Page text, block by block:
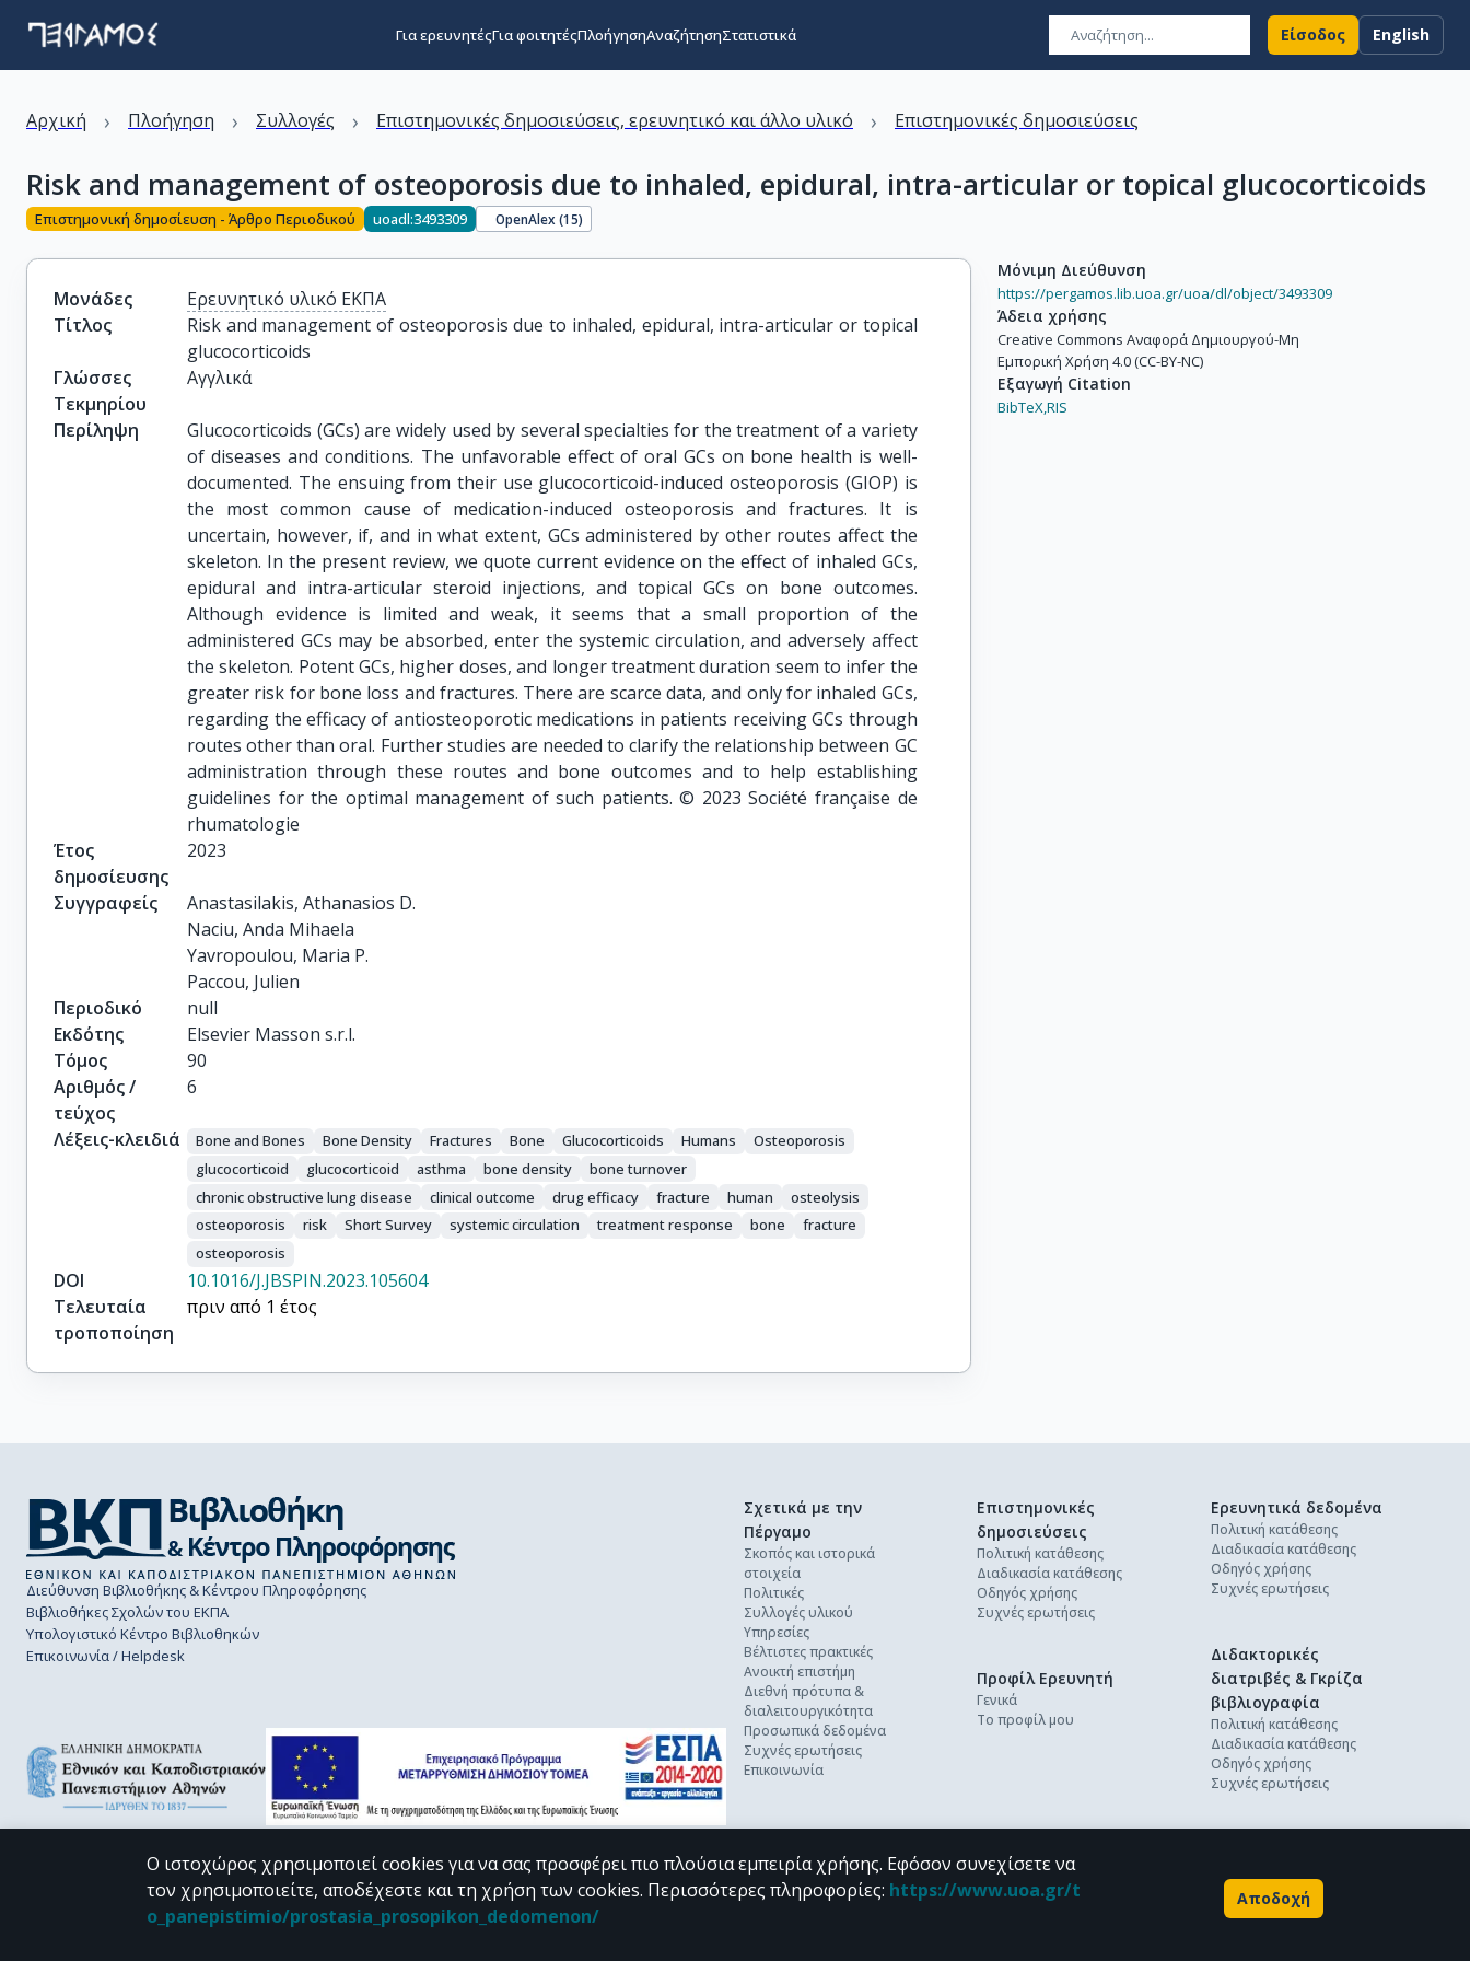
Για ερευνητέςΓια φοιτητέςΠλοήγησηΑναζήτησηΣτατιστικά Είσοδος English
Αρχική › Πλοήγηση › Συλλογές › Επιστημονικές δημοσιεύσεις, ερευνητικό και άλλο υλικό › Επιστημονικές δημοσιεύσεις
Risk and management of osteoporosis due to inhaled, epidural, intra-articular or topical glucocorticoids
Επιστημονική δημοσίευση - Άρθρο Περιοδικού uoadl:3493309 OpenAlex (15)
Μονάδες
Ερευνητικό υλικό ΕΚΠΑ
Τίτλος
Risk and management of osteoporosis due to inhaled, epidural, intra-articular or topical
glucocorticoids
Γλώσσες
Τεκμηρίου
Αγγλικά
Περίληψη
Glucocorticoids (GCs) are widely used by several specialties for the treatment of a variety
of diseases and conditions. The unfavorable effect of oral GCs on bone health is well-
documented. The ensuing from their use glucocorticoid-induced osteoporosis (GIOP) is
the most common cause of medication-induced osteoporosis and fractures. It is
uncertain, however, if, and in what extent, GCs administered by other routes affect the
skeleton. In the present review, we quote current evidence on the effect of inhaled GCs,
epidural and intra-articular steroid injections, and topical GCs on bone outcomes.
Although evidence is limited and weak, it seems that a small proportion of the
administered GCs may be absorbed, enter the systemic circulation, and adversely affect
the skeleton. Potent GCs, higher doses, and longer treatment duration seem to infer the
greater risk for bone loss and fractures. There are scarce data, and only for inhaled GCs,
regarding the efficacy of antiosteoporotic medications in patients receiving GCs through
routes other than oral. Further studies are needed to clarify the relationship between GC
administration through these routes and bone outcomes and to help establishing
guidelines for the optimal management of such patients. © 2023 Société française de
rhumatologie
Έτος
δημοσίευσης
2023
Συγγραφείς
Anastasilakis, Athanasios D.
Naciu, Anda Mihaela
Yavropoulou, Maria P.
Paccou, Julien
Περιοδικό
null
Εκδότης
Elsevier Masson s.r.l.
Τόμος
90
Αριθμός /
τεύχος
6
Λέξεις-κλειδιά Bone and Bones Bone Density Fractures Bone Glucocorticoids Humans
Osteoporosis
glucocorticoid
glucocorticoid asthma bone density
bone turnover
chronic obstructive lung disease
clinical outcome drug efficacy fracture human
osteolysis
osteoporosis
risk Short Survey systemic circulation treatment response bone
fracture
osteoporosis
DOI
10.1016/J.JBSPIN.2023.105604
Τελευταία
τροποποίηση
πριν από 1 έτος
Μόνιμη Διεύθυνση
https://pergamos.lib.uoa.gr/uoa/dl/object/3493309
Άδεια χρήσης
Creative Commons Αναφορά Δημιουργού-Μη
Εμπορική Χρήση 4.0 (CC-BY-NC)
Εξαγωγή Citation
BibTeX,RIS
Διεύθυνση Βιβλιοθήκης & Κέντρου Πληροφόρησης
Βιβλιοθήκες Σχολών του ΕΚΠΑ
Υπολογιστικό Κέντρο Βιβλιοθηκών
Επικοινωνία / Helpdesk
Σχετικά με την
Πέργαμο
Σκοπός και ιστορικά
στοιχεία
Πολιτικές
Συλλογές υλικού
Υπηρεσίες
Βέλτιστες πρακτικές
Ανοικτή επιστήμη
Διεθνή πρότυπα &
διαλειτουργικότητα
Προσωπικά δεδομένα
Συχνές ερωτήσεις
Επικοινωνία
Επιστημονικές
δημοσιεύσεις
Πολιτική κατάθεσης
Διαδικασία κατάθεσης
Οδηγός χρήσης
Συχνές ερωτήσεις
Ερευνητικά δεδομένα
Πολιτική κατάθεσης
Διαδικασία κατάθεσης
Οδηγός χρήσης
Συχνές ερωτήσεις
Διδακτορικές
διατριβές & Γκρίζα
βιβλιογραφία
Πολιτική κατάθεσης
Διαδικασία κατάθεσης
Οδηγός χρήσης
Συχνές ερωτήσεις
Προφίλ Ερευνητή
Γενικά
Το προφίλ μου
CC BY-NC 4.0
Ο ιστοχώρος χρησιμοποιεί cookies για να σας προσφέρει πιο πλούσια εμπειρία χρήσης. Εφόσον συνεχίσετε να
τον χρησιμοποιείτε, αποδέχεστε και τη χρήση των cookies. Περισσότερες πληροφορίες: https://www.uoa.gr/t
o_panepistimio/prostasia_prosopikon_dedomenon/
Αποδοχή